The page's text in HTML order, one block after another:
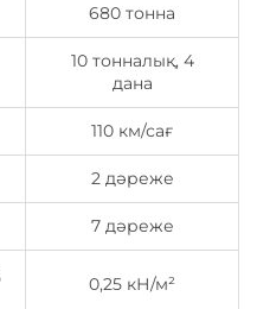
680 тонна
10 тонналық, 4
дана
110 км/сағ
2 дәреже
7 дәреже
0,25 кН/м²